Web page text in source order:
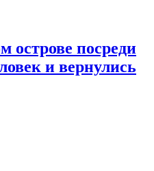
острове посреди
и вернулись